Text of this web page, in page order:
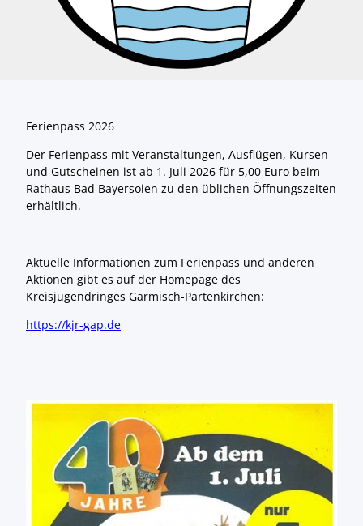
Ferienpass 2026
Der Ferienpass mit Veranstaltungen, Ausflügen, Kursen
und Gutscheinen ist ab 1. Juli 2026 für 5,00 Euro beim
Rathaus Bad Bayersoien zu den üblichen Öffnungszeiten
erhältlich.
Aktuelle Informationen zum Ferienpass und anderen
Aktionen gibt es auf der Homepage des
Kreisjugendringes Garmisch-Partenkirchen:
https://kjr-gap.de